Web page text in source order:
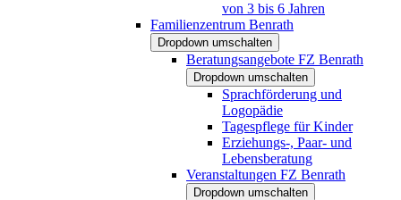
von 3 bis 6 Jahren
Familienzentrum Benrath
Dropdown umschalten
Beratungsangebote FZ Benrath
Dropdown umschalten
Sprachförderung und
Logopädie
Tagespflege für Kinder
Erziehungs-, Paar- und
Lebensberatung
Veranstaltungen FZ Benrath
Dropdown umschalten